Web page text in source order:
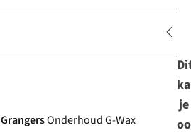
GrangersOnderhoud G-Wax
je